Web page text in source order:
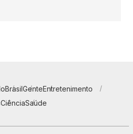
BrasilGenteEntretenimento
CiênciaSaúde